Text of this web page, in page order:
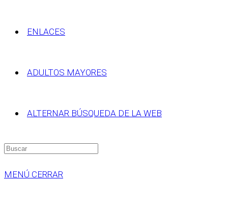
ENLACES
ADULTOS MAYORES
ALTERNAR BÚSQUEDA DE LA WEB
MENÚ CERRAR